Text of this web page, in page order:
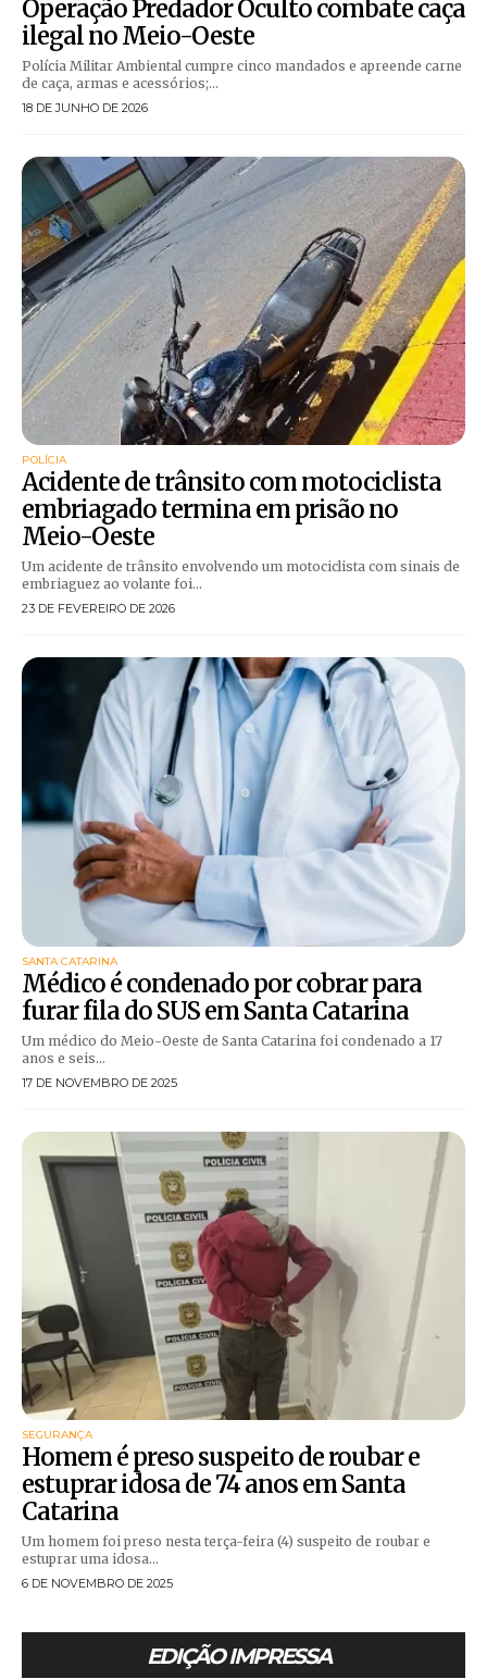
Operação Predador Oculto combate caça
ilegal no Meio-Oeste
Polícia Militar Ambiental cumpre cinco mandados e apreende carne
de caça, armas e acessórios;...
18 DE JUNHO DE 2026
POLÍCIA
Acidente de trânsito com motociclista
embriagado termina em prisão no
Meio-Oeste
Um acidente de trânsito envolvendo um motociclista com sinais de
embriaguez ao volante foi...
23 DE FEVEREIRO DE 2026
SANTA CATARINA
Médico é condenado por cobrar para
furar fila do SUS em Santa Catarina
Um médico do Meio-Oeste de Santa Catarina foi condenado a 17
anos e seis...
17 DE NOVEMBRO DE 2025
SEGURANÇA
Homem é preso suspeito de roubar e
estuprar idosa de 74 anos em Santa
Catarina
Um homem foi preso nesta terça-feira (4) suspeito de roubar e
estuprar uma idosa...
6 DE NOVEMBRO DE 2025
EDIÇÃO IMPRESSA